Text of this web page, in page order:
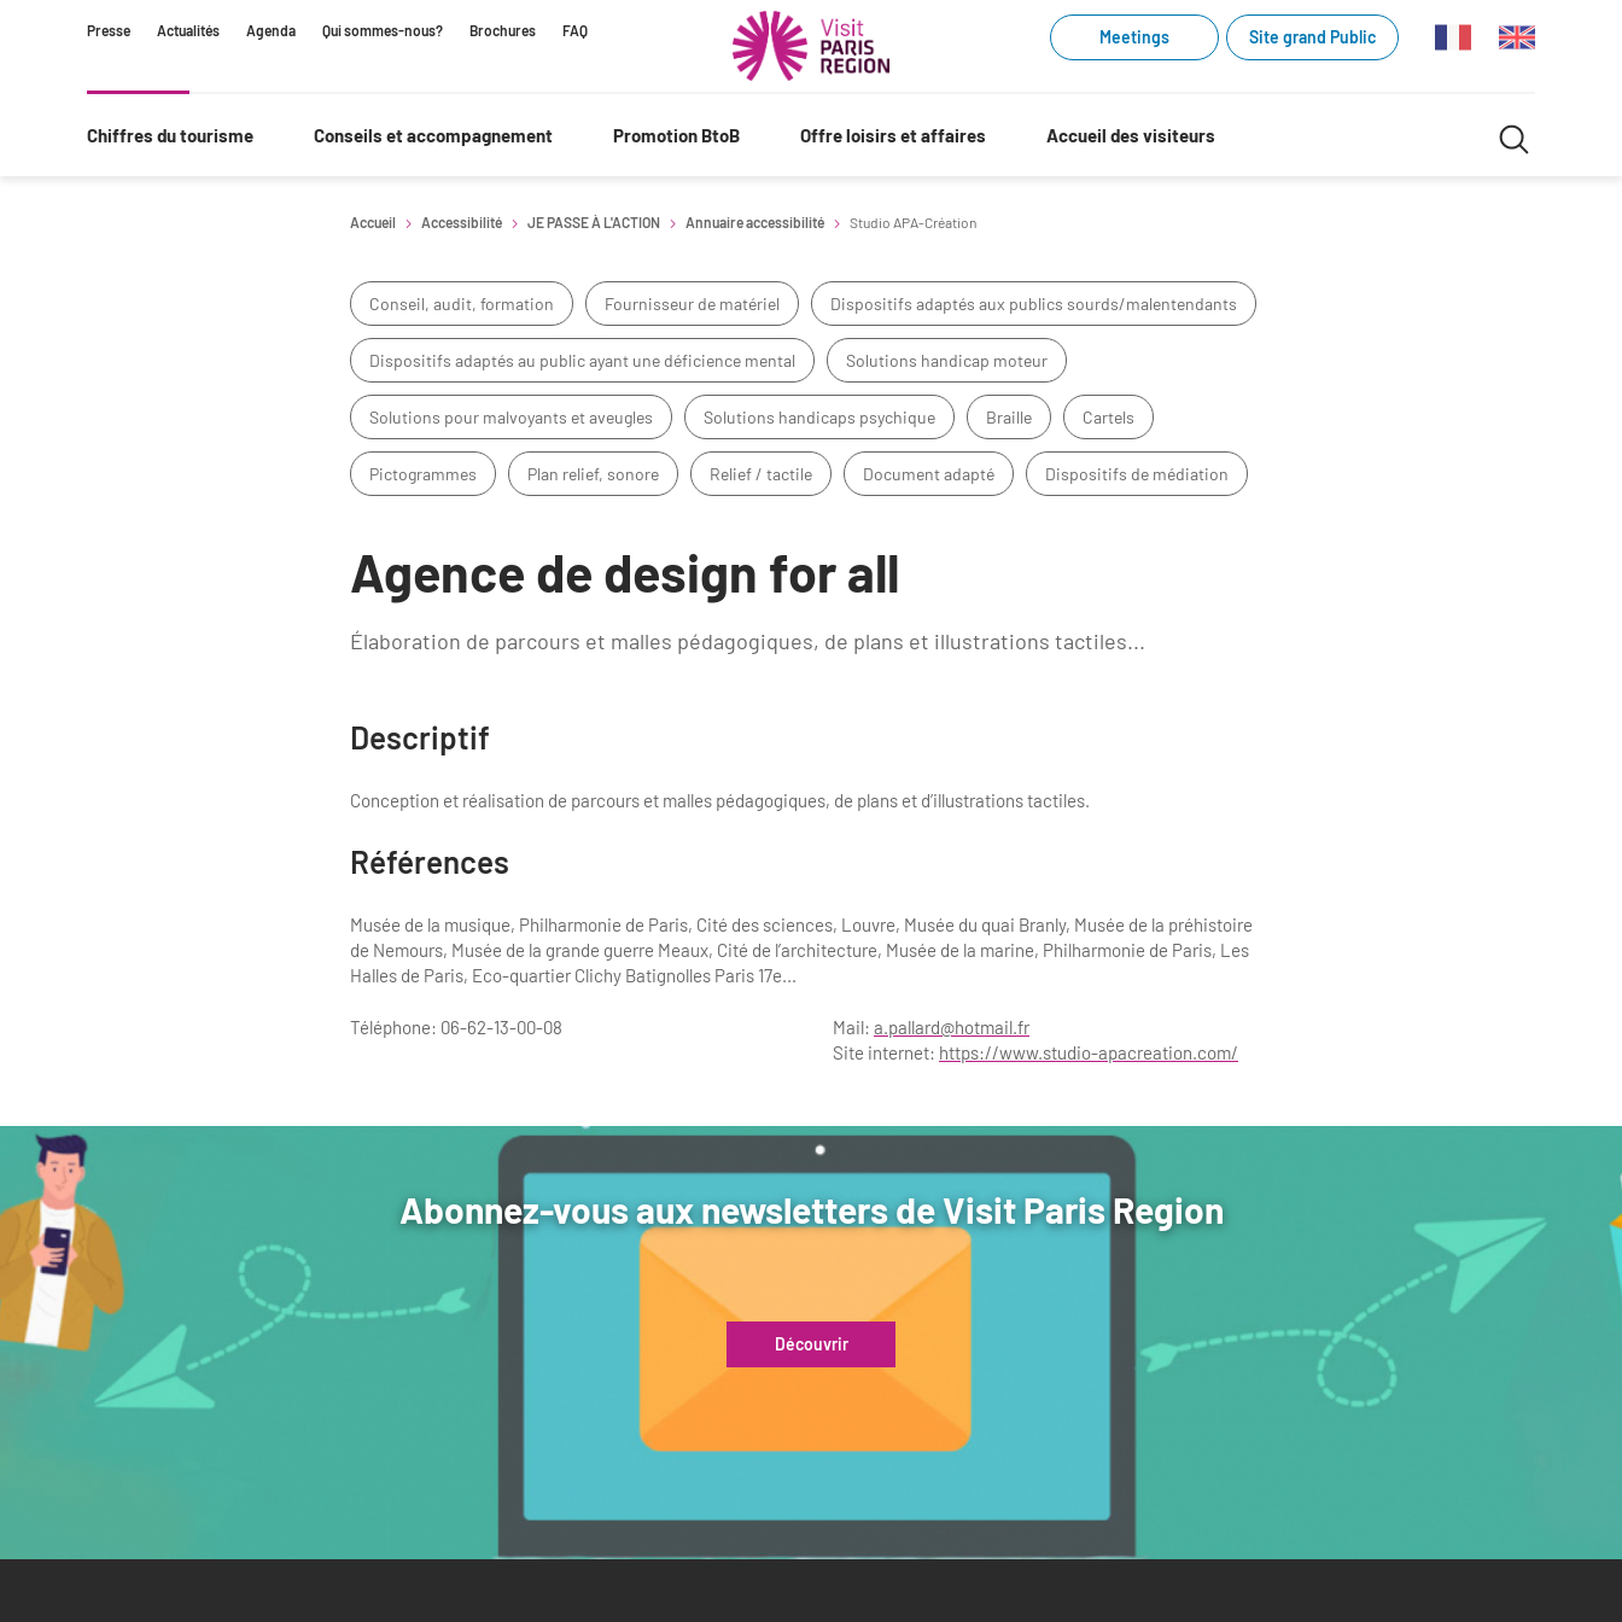
Navigation
RecherchePresse Actualités Agenda Qui sommes-nous? Brochures FAQ Meetings Site grand Public
Chiffres du tourisme Conseils et accompagnement Promotion BtoB Offre loisirs et affaires Accueil des visiteurs Recherche
Accueil Accessibilité JE PASSE À L'ACTION Annuaire accessibilité Studio APA-Création
Conseil, audit, formation Fournisseur de matériel Dispositifs adaptés aux publics sourds/malentendants
Dispositifs adaptés au public ayant une déficience mental Solutions handicap moteur
Solutions pour malvoyants et aveugles Solutions handicaps psychique Braille Cartels
Pictogrammes Plan relief, sonore Relief / tactile Document adapté Dispositifs de médiation
Agence de design for all
Élaboration de parcours et malles pédagogiques, de plans et illustrations tactiles...
Descriptif
Conception et réalisation de parcours et malles pédagogiques, de plans et d’illustrations tactiles.
Références
Musée de la musique, Philharmonie de Paris, Cité des sciences, Louvre, Musée du quai Branly, Musée de la préhistoire
de Nemours, Musée de la grande guerre Meaux, Cité de l’architecture, Musée de la marine, Philharmonie de Paris, Les
Halles de Paris, Eco-quartier Clichy Batignolles Paris 17e...
Téléphone: 06-62-13-00-08 Mail: a.pallard@hotmail.fr
Site internet: https://www.studio-apacreation.com/
Abonnez-vous aux newsletters de Visit Paris Region
Découvrir